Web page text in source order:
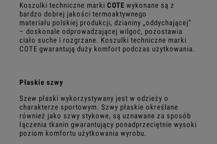
Koszulki techniczne marki COTE wykonane są z
bardzo dobrej jakości termoaktywnego
materiału polskiej produkcji, dzianiny „oddychającej”
– doskonale odprowadzającej wilgoć, pozostawia
ciało suche i rozgrzane. Koszulki techniczne marki
COTE gwarantują duży komfort podczas użytkowania.
Płaskie szwy
Szew płaski wykorzystywany jest w odzieży o
charakterze sportowym. Szwy płaskie określane
również jako szwy stykowe, są uznawane za sposób
łączenia tkanin gwarantujący ponadprzeciętnie wysoki
poziom komfortu użytkowania wyrobu.